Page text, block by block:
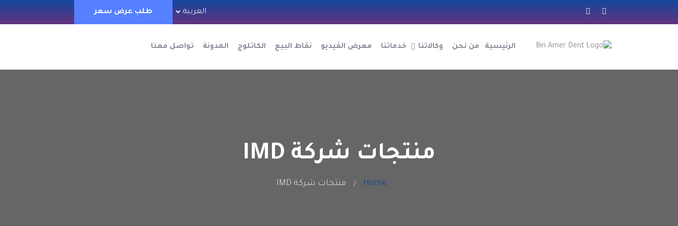
طلب عرض سعر
الرئيسية من نحن وكالاتنا خدماتنا معرض الفيديو نقاط البيع الكاتلوج المدونة تواصل معنا
منتجات شركة IMD
Home منتجات شركة IMD